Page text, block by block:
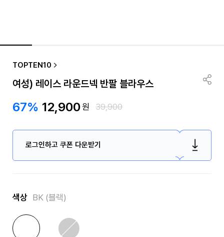
TOPTEN10
여성) 레이스 라운드넥 반팔 블라우스
67% 12,900원 39,900
로그인하고 쿠폰 다운받기
색상 BK (블랙)